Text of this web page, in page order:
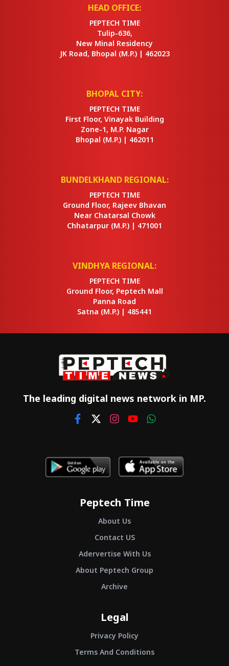
HEAD OFFICE:
PEPTECH TIME
Tulip-636,
New Minal Residency
JK Road, Bhopal (M.P.) | 462023
BHOPAL CITY:
PEPTECH TIME
First Floor, Vinayak Building
Zone-1, M.P. Nagar
Bhopal (M.P.) | 462011
BUNDELKHAND REGIONAL:
PEPTECH TIME
Ground Floor, Rajeev Bhavan
Near Chatarsal Chowk
Chhatarpur (M.P.) | 471001
VINDHYA REGIONAL:
PEPTECH TIME
Ground Floor, Peptech Mall
Panna Road
Satna (M.P.) | 485441
The leading digital news network in MP.
Peptech Time
About Us
Contact US
Adervertise With Us
About Peptech Group
Archive
Legal
Privacy Policy
Terms And Conditions